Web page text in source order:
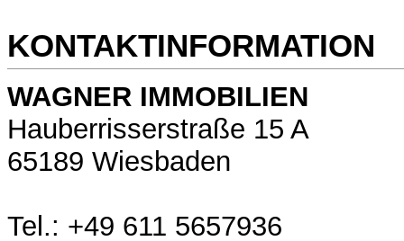
KONTAKTINFORMATION
WAGNER IMMOBILIEN
Hauberrisserstraße 15 A
65189 Wiesbaden
Tel.: +49 611 5657936